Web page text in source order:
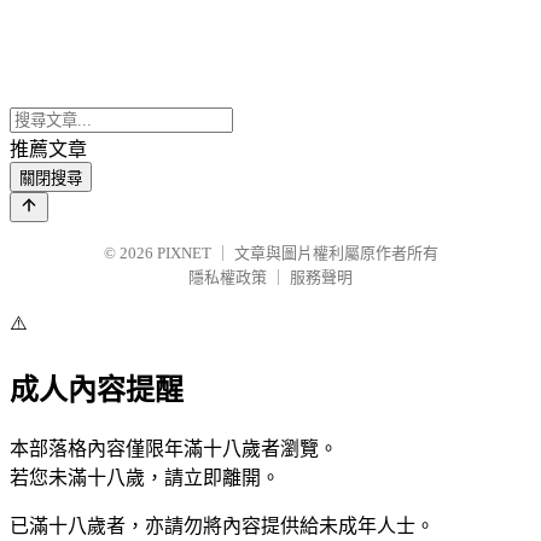
推薦文章
關閉搜尋
© 2026 PIXNET
文章與圖片權利屬原作者所有
隱私權政策
服務聲明
⚠️
成人內容提醒
本部落格內容僅限年滿十八歲者瀏覽。
若您未滿十八歲，請立即離開。
已滿十八歲者，亦請勿將內容提供給未成年人士。